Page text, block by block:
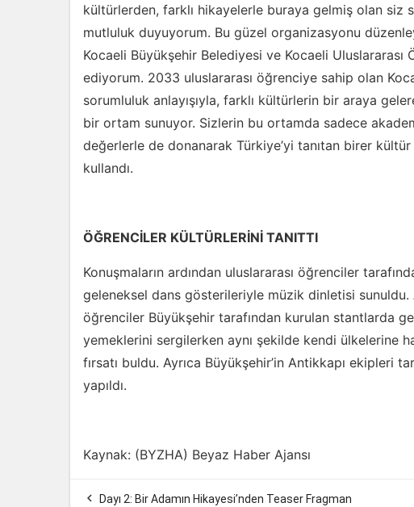
kültürlerden, farklı hikayelerle buraya gelmiş olan
mutluluk duyuyorum. Bu güzel organizasyonu
Kocaeli Büyükşehir Belediyesi ve Kocaeli
ediyorum. 2033 uluslararası öğrenciye sahip olan
sorumluluk anlayışıyla, farklı kültürlerin bir araya
bir ortam sunuyor. Sizlerin bu ortamda sadece
değerlerle de donanarak Türkiye’yi tanıtan birer kültür
kullandı.
ÖĞRENCİLER KÜLTÜRLERİNİ TANITTI
Konuşmaların ardından uluslararası öğrenciler
geleneksel dans gösterileriyle müzik dinletisi sunuldu.
öğrenciler Büyükşehir tarafından kurulan stantlarda
yemeklerini sergilerken aynı şekilde kendi ülkelerine
fırsatı buldu. Ayrıca Büyükşehir’in Antikkapı ekipleri
yapıldı.
Kaynak: (BYZHA) Beyaz Haber Ajansı

Dayı 2: Bir Adamın Hikayesi’nden Teaser Fragman